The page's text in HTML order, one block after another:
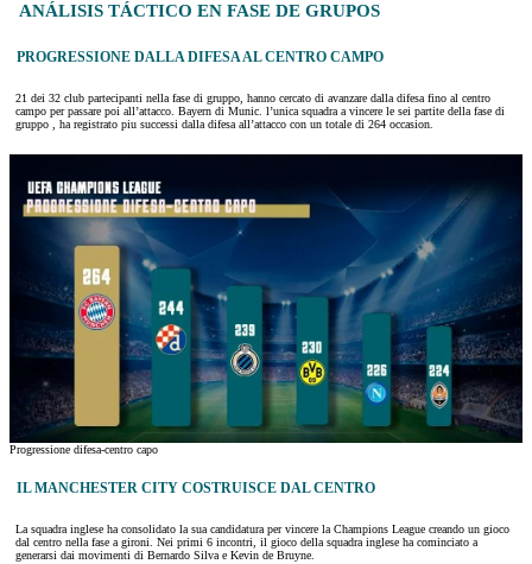
ANÁLISIS TÁCTICO EN FASE DE GRUPOS
PROGRESSIONE DALLA DIFESA AL CENTRO CAMPO
21 dei 32 club partecipanti nella fase di gruppo, hanno cercato di avanzare dalla difesa fino al centro
campo per passare poi all’attacco. Bayern di Munic. l’unica squadra a vincere le sei partite della fase di
gruppo , ha registrato piu successi dalla difesa all’attacco con un totale di 264 occasion.
Progressione difesa-centro capo
IL MANCHESTER CITY COSTRUISCE DAL CENTRO
La squadra inglese ha consolidato la sua candidatura per vincere la Champions League creando un gioco
dal centro nella fase a gironi. Nei primi 6 incontri, il gioco della squadra inglese ha cominciato a
generarsi dai movimenti di Bernardo Silva e Kevin de Bruyne.